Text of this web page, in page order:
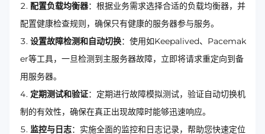
配置负载均衡器：根据业务需求选择合适的负载均衡器，并
配置健康检查规则，确保只有健康的服务器参与服务。
设置故障检测和自动切换：使用如Keepalived、Pacemak
er等工具，一旦检测到主服务器故障，立即将请求重定向到备
用服务器。
定期测试和验证：定期进行故障模拟测试，验证自动切换机
制的有效性，确保在真正出现故障时能够迅速响应。
监控与日志：实施全面的监控和日志记录，帮助您快速定位